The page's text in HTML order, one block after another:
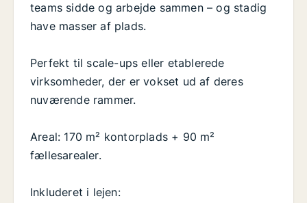
teams sidde og arbejde sammen – og stadig
have masser af plads.
Perfekt til scale-ups eller etablerede
virksomheder, der er vokset ud af deres
nuværende rammer.
Areal: 170 m² kontorplads + 90 m²
fællesarealer.
Inkluderet i lejen: